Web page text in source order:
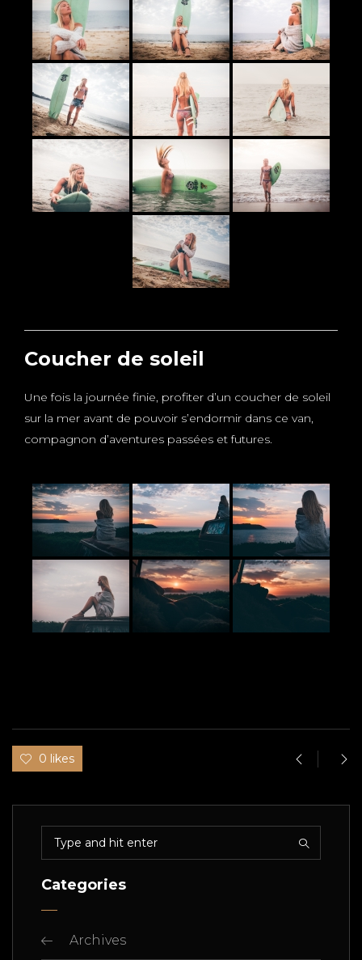
Coucher de soleil
Une fois la journée finie, profiter d’un coucher de soleil
sur la mer avant de pouvoir s’endormir dans ce van,
compagnon d’aventures passées et futures.
0 likes
Categories
Archives